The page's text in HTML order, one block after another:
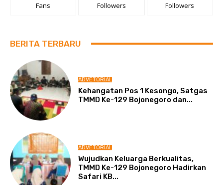
Fans Followers Followers
BERITA TERBARU
ADVETORIAL
Kehangatan Pos 1 Kesongo, Satgas
TMMD Ke-129 Bojonegoro dan...
ADVETORIAL
Wujudkan Keluarga Berkualitas,
TMMD Ke-129 Bojonegoro Hadirkan
Safari KB...